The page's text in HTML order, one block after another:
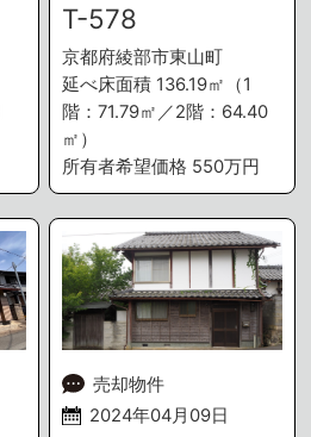
T-578
京都府綾部市東山町
延べ床面積 136.19㎡（1
階：71.79㎡／2階：64.40
㎡）
所有者希望価格 550万円
売却物件
2024年04月09日